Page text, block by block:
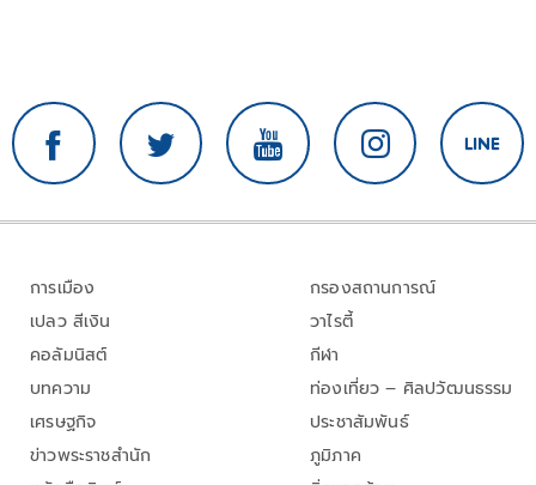
การเมือง
เปลว สีเงิน
คอลัมนิสต์
บทความ
เศรษฐกิจ
ข่าวพระราชสำนัก
กรองสถานการณ์
วาไรตี้
กีฬา
ท่องเที่ยว – ศิลปวัฒนธรรม
ประชาสัมพันธ์
ภูมิภาค